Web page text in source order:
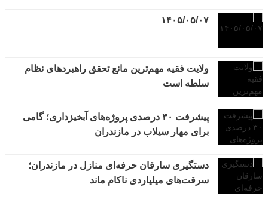
۱۴۰۵/۰۵/۰۷
ولایت فقیه مهم‌ترین مانع تحقق راهبردهای نظام
سلطه است
پیشرفت ۳۰ درصدی پروژه‌های آبخیزداری؛ گامی
برای مهار سیلاب در مازندران
دستگیری سارقان حرفه‌ای منازل در مازندران؛
سرقت‌های میلیاردی ناکام ماند